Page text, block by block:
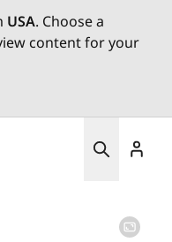
USA. Choose a
content for your